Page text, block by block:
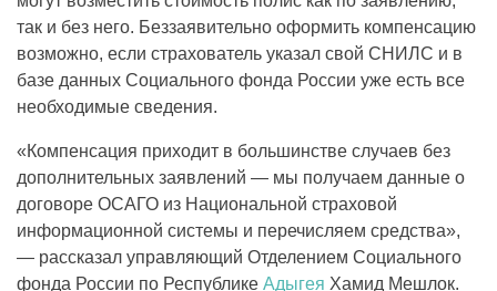
так и без него. Беззаявительно оформить компенсацию
возможно, если страхователь указал свой СНИЛС и в
базе данных Социального фонда России уже есть все
необходимые сведения.
«Компенсация приходит в большинстве случаев без
дополнительных заявлений — мы получаем данные о
договоре ОСАГО из Национальной страховой
информационной системы и перечисляем средства»,
— рассказал управляющий Отделением Социального
фонда России по Республике Адыгея Хамид Мешлок.